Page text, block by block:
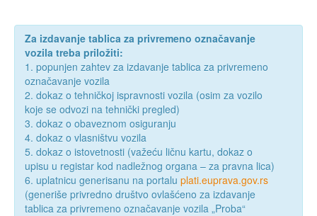
Za izdavanje tablica za privremeno označavanje
vozila treba priložiti:
1. popunjen zahtev za izdavanje tablica za privremeno
označavanje vozila
2. dokaz o tehničkoj ispravnosti vozila (osim za vozilo
koje se odvozi na tehnički pregled)
3. dokaz o obaveznom osiguranju
4. dokaz o vlasništvu vozila
5. dokaz o istovetnosti (važeću ličnu kartu, dokaz o
upisu u registar kod nadležnog organa – za pravna lica)
6. uplatnicu generisanu na portalu plati.euprava.gov.rs
(generiše privredno društvo ovlašćeno za izdavanje
tablica za privremeno označavanje vozila „Proba“